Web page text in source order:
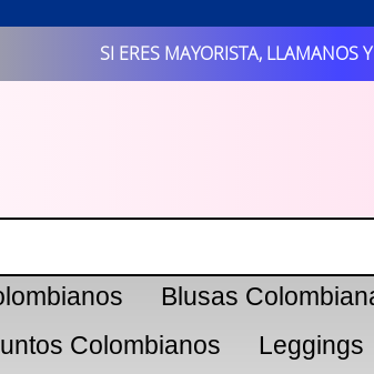
SI ERES MAYORISTA, LLAMANOS
Blusas
Colombianos Leggings